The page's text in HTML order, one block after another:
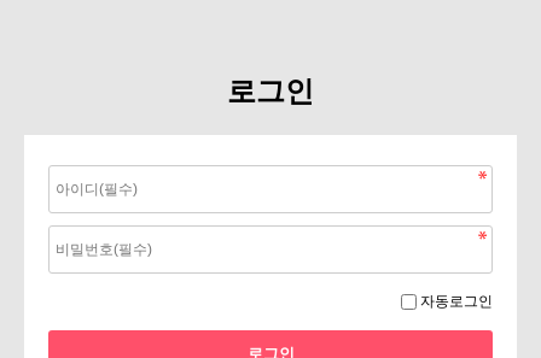
로그인
자동로그인